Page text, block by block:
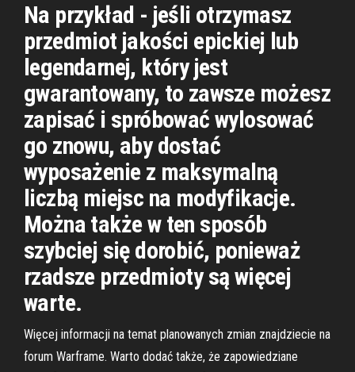
Na przykład - jeśli otrzymasz
przedmiot jakości epickiej lub
legendarnej, który jest
gwarantowany, to zawsze możesz
zapisać i spróbować wylosować
go znowu, aby dostać
wyposażenie z maksymalną
liczbą miejsc na modyfikacje.
Można także w ten sposób
szybciej się dorobić, ponieważ
rzadsze przedmioty są więcej
warte.
Więcej informacji na temat planowanych zmian znajdziecie na
forum Warframe. Warto dodać także, że zapowiedziane